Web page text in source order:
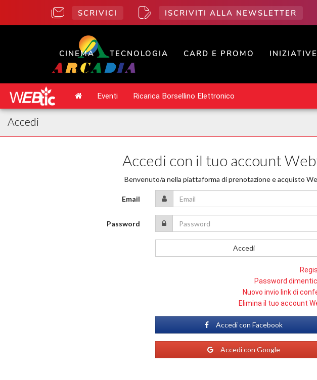
SCRIVICI ISCRIVITI ALLA NEWSLETTER
CINEMA TECNOLOGIA CARD E PROMO INIZIATIVE